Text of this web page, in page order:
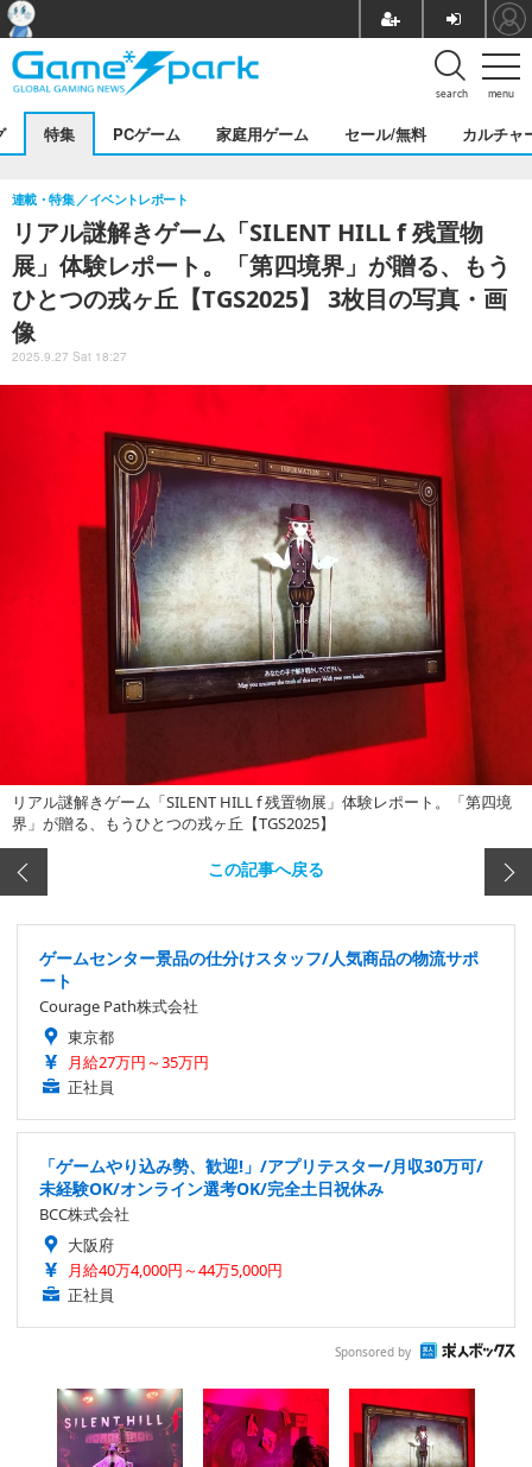
menu
search
特集 PCゲーム 家庭用ゲーム セール/無料 カルチャ
リアル謎解きゲーム「SILENT HILL f 残置物
展」体験レポート。「第四境界」が贈る、もう
ひとつの戎ヶ丘【TGS2025】 3枚目の写真・画
像
連載・特集 イベントレポート
2025.9.27 Sat 18:27
リアル謎解きゲーム「SILENT HILL f 残置物展」体験レポート。「第四境
界」が贈る、もうひとつの戎ヶ丘【TGS2025】
この記事へ戻る
ゲームセンター景品の仕分けスタッフ/人気商品の物流サポ
ート
Courage Path株式会社
東京都
月給27万円～35万円
正社員
「ゲームやり込み勢、歓迎!」/アプリテスター/月収30万可/
未経験OK/オンライン選考OK/完全土日祝休み
BCC株式会社
大阪府
月給40万4,000円～44万5,000円
正社員
Sponsored by